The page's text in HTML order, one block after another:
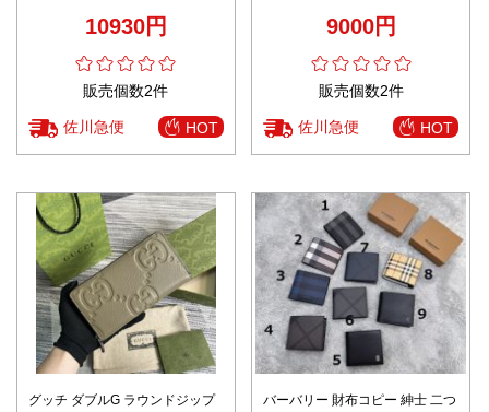
ト 高級感モデル10930円
販売個数2件
佐川急便 HOT
9000円
販売個数2件
佐川急便 HOT
グッチ ダブルG ラウンドジップ
バーバリー 財布コピー 紳士 二つ